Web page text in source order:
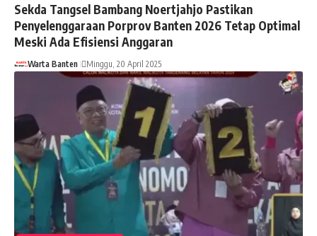
Sekda Tangsel Bambang Noertjahjo Pastikan
Penyelenggaraan Porprov Banten 2026 Tetap Optimal
Meski Ada Efisiensi Anggaran
Warta Banten Minggu, 20 April 2025